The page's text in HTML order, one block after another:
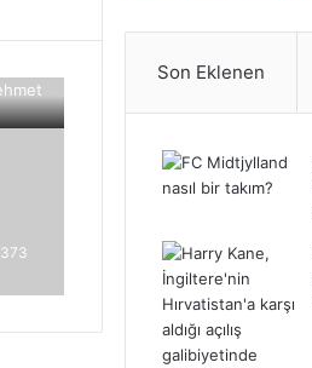
373
o
o
k
e
r
s
t
a
r
a
m
o
t
i
y
T
o
Son Eklenen